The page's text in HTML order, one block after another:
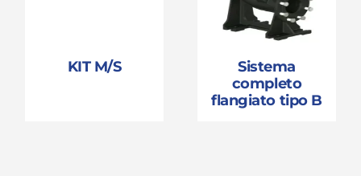
KIT M/S
Sistema
completo
flangiato tipo B